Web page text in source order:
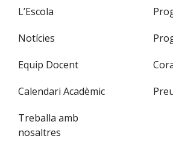
L’Escola
Notícies
Equip Docent
Calendari Acadèmic
Treballa amb
nosaltres